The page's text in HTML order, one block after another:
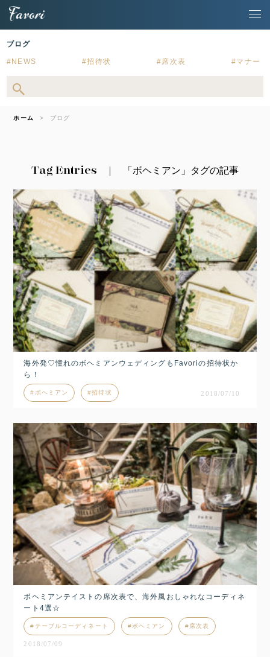
ブログ
NEWS 招待状 席次表 マナー
ホーム ブログ
Tag Entries 「ボヘミアン」タグの記事
海外発♡憧れのボヘミアンウェディングもFavoriの招待状か
ら！
ボヘミアン 招待状 2018/07/10
ボヘミアンテイストの席次表で、海外風おしゃれなコーディネ
ート4選☆
テーブルコーディネート ボヘミアン 席次表
2018/07/09